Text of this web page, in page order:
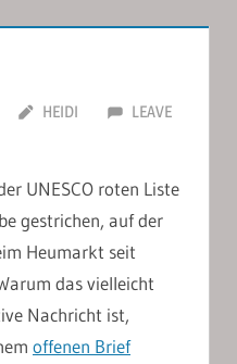
HEIDI
LEAVE
UNESCO roten Liste
gestrichen, auf der
Heumarkt seit
das vielleicht
Nachricht ist,
offenen Brief